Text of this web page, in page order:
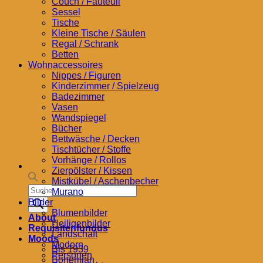
Products
search
About
Requisitenfundus
Moods
Bis 1939
Bohemian
Sessel
Tische
Kleine Tische / Säulen
Regal / Schrank
Betten
Wohnaccessoires
Nippes / Figuren
Kinderzimmer / Spielzeug
Badezimmer
Vasen
Wandspiegel
Bücher
Bettwäsche / Decken
Tischtücher / Stoffe
Vorhänge / Rollos
Zierpölster / Kissen
Mistkübel / Aschenbecher
Murano
Bilder
Blumenbilder
Heiligenbilder
Landschaft
Modern
Personen